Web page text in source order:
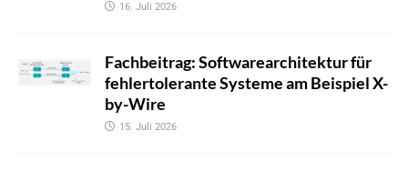
16. Juli 2026
Fachbeitrag: Softwarearchitektur für
fehlertolerante Systeme am Beispiel X-
by-Wire
15. Juli 2026